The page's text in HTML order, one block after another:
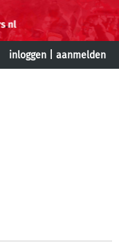
inloggen aanmelden